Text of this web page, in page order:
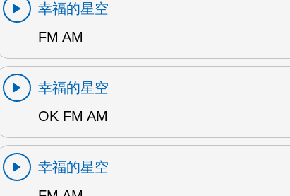
幸福的星空
FM AM
幸福的星空
OK FM AM
幸福的星空